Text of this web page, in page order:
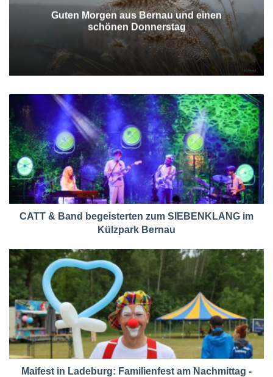
Guten Morgen aus Bernau und einen
schönen Donnerstag
CATT & Band begeisterten zum SIEBENKLANG im
Külzpark Bernau
Maifest in Ladeburg: Familienfest am Nachmittag -